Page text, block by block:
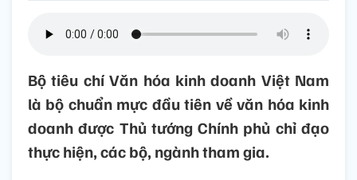
Bộ tiêu chí Văn hóa kinh doanh Việt Nam
là bộ chuẩn mực đầu tiên về văn hóa kinh
doanh được Thủ tướng Chính phủ chỉ đạo
thực hiện, các bộ, ngành tham gia.